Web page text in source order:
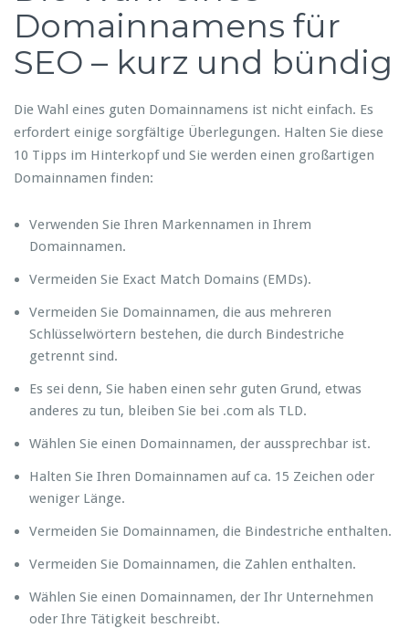
Domainnamens für
SEO – kurz und bündig
Die Wahl eines guten Domainnamens ist nicht einfach. Es
erfordert einige sorgfältige Überlegungen. Halten Sie diese
10 Tipps im Hinterkopf und Sie werden einen großartigen
Domainnamen finden:
Verwenden Sie Ihren Markennamen in Ihrem
Domainnamen.
Vermeiden Sie Exact Match Domains (EMDs).
Vermeiden Sie Domainnamen, die aus mehreren
Schlüsselwörtern bestehen, die durch Bindestriche
getrennt sind.
Es sei denn, Sie haben einen sehr guten Grund, etwas
anderes zu tun, bleiben Sie bei .com als TLD.
Wählen Sie einen Domainnamen, der aussprechbar ist.
Halten Sie Ihren Domainnamen auf ca. 15 Zeichen oder
weniger Länge.
Vermeiden Sie Domainnamen, die Bindestriche enthalten.
Vermeiden Sie Domainnamen, die Zahlen enthalten.
Wählen Sie einen Domainnamen, der Ihr Unternehmen
oder Ihre Tätigkeit beschreibt.